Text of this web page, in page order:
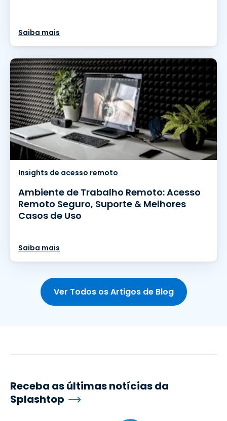
Saiba mais
Insights de acesso remoto
Ambiente de Trabalho Remoto: Acesso
Remoto Seguro, Suporte & Melhores
Casos de Uso
Saiba mais
Ver Todos os Artigos de Blog
Receba as últimas notícias da
Splashtop